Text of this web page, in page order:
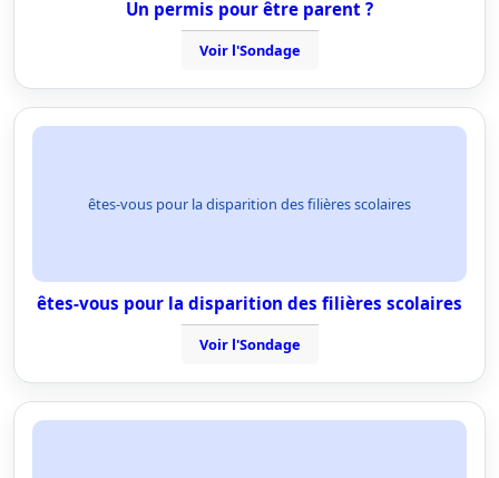
Un permis pour être parent ?
Voir l'Sondage
êtes-vous pour la disparition des filières scolaires
êtes-vous pour la disparition des filières scolaires
Voir l'Sondage